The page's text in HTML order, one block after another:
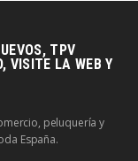
TPV
VISITE LA WEB Y
peluquería y
España.